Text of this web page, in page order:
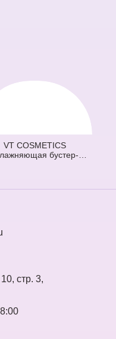
VT COSMETICS
бустер-
стр. 3,